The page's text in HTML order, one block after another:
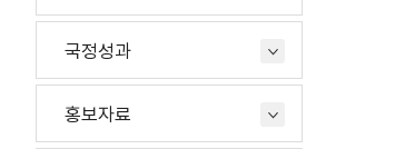
국정성과
홍보자료